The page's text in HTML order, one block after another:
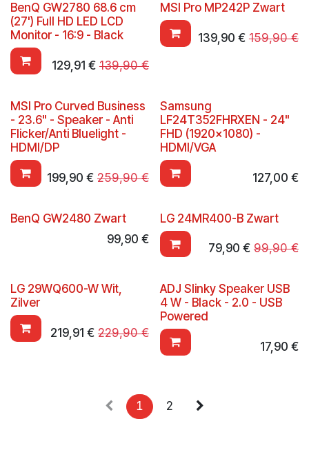
BenQ GW2780 68.6 cm
(27') Full HD LED LCD
Monitor - 16:9 - Black
129,91 € 139,90€
MSI Pro MP242P Zwart
139,90 € 159,90€
MSI Pro Curved Business
- 23.6" - Speaker - Anti
Flicker/Anti Bluelight -
HDMI/DP
199,90 € 259,90€
Samsung
LF24T352FHRXEN - 24"
FHD (1920x1080) -
HDMI/VGA
127,00 €
BenQ GW2480 Zwart
99,90 €
LG 24MR400-B Zwart
79,90 € 99,90€
LG 29WQ600-W Wit,
Zilver
219,91 € 229,90€
ADJ Slinky Speaker USB
4 W - Black - 2.0 - USB
Powered
17,90 €
1 2